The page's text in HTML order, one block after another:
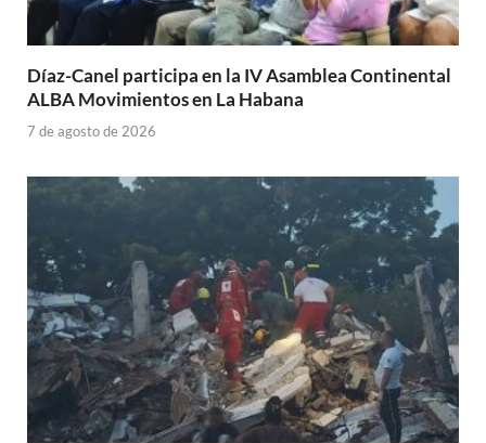
Díaz-Canel participa en la IV Asamblea Continental
ALBA Movimientos en La Habana
7 de agosto de 2026